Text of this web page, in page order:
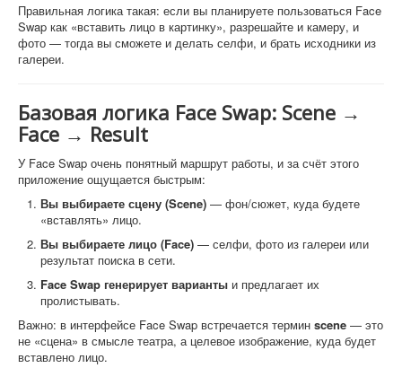
Правильная логика такая: если вы планируете пользоваться Face
Swap как «вставить лицо в картинку», разрешайте и камеру, и
фото — тогда вы сможете и делать селфи, и брать исходники из
галереи.
Базовая логика Face Swap: Scene →
Face → Result
У Face Swap очень понятный маршрут работы, и за счёт этого
приложение ощущается быстрым:
Вы выбираете сцену (Scene) — фон/сюжет, куда будете
«вставлять» лицо.
Вы выбираете лицо (Face) — селфи, фото из галереи или
результат поиска в сети.
Face Swap генерирует варианты и предлагает их
пролистывать.
Важно: в интерфейсе Face Swap встречается термин scene — это
не «сцена» в смысле театра, а целевое изображение, куда будет
вставлено лицо.